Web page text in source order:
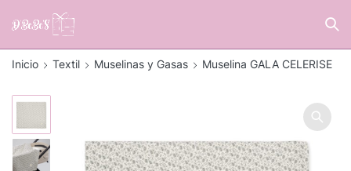
Inicio Textil Muselinas y Gasas Muselina GALA CELERISE